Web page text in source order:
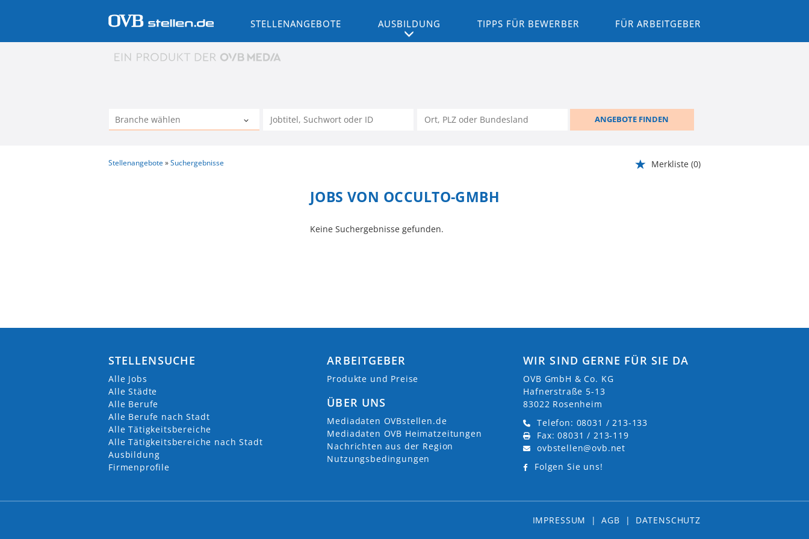
STELLENANGEBOTE AUSBILDUNG TIPPS FÜR BEWERBER FÜR ARBEITGEBER
ANGEBOTE FINDEN
Stellenangebote Suchergebnisse Merkliste (0)
JOBS VON OCCULTO-GMBH
Keine Suchergebnisse gefunden.
STELLENSUCHE
Alle Jobs
Alle Städte
Alle Berufe
Alle Berufe nach Stadt
Alle Tätigkeitsbereiche
Alle Tätigkeitsbereiche nach Stadt
Ausbildung
Firmenprofile
ARBEITGEBER
Produkte und Preise
ÜBER UNS
Mediadaten OVBstellen.de
Mediadaten OVB Heimatzeitungen
Nachrichten aus der Region
Nutzungsbedingungen
WIR SIND GERNE FÜR SIE DA
OVB GmbH & Co. KG
Hafnerstraße 5-13
83022 Rosenheim
Telefon: 08031 / 213-133
Fax: 08031 / 213-119
ovbstellen@ovb.net
Folgen Sie uns!
IMPRESSUM | AGB | DATENSCHUTZ